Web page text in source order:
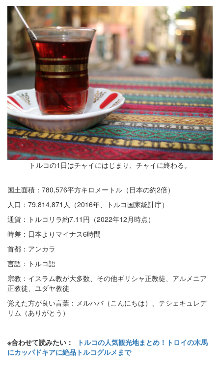
トルコの1日はチャイにはじまり、チャイに終わる。
国土面積：780,576平方キロメートル（日本の約2倍）
人口：79,814,871人（2016年、トルコ国家統計庁）
通貨：トルコリラ約7.11円（2022年12月時点）
時差：日本よりマイナス6時間
首都：アンカラ
言語：トルコ語
宗教：イスラム教が大多数、その他ギリシャ正教徒、アルメニア
正教徒、ユダヤ教徒
覚えた方が良い言葉：メルハバ（こんにちは）、テシェキュレデ
リム（ありがとう）
※合わせて読みたい：
トルコの人気観光地まとめ！トロイの木馬
にカッパドキアに絶品トルコグルメまで